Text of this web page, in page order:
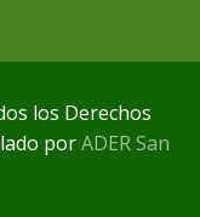
los Derechos
porADER San